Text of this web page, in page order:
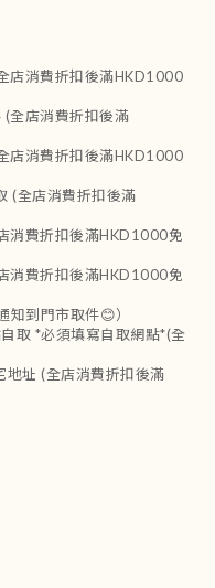
店消費折扣後滿HKD1000
(全店消費折扣後滿
店消費折扣後滿HKD1000
(全店消費折扣後滿
消費折扣後滿HKD1000免
消費折扣後滿HKD1000免
到門市取件😊）
取 *必須填寫自取網點*(全
地址 (全店消費折扣後滿